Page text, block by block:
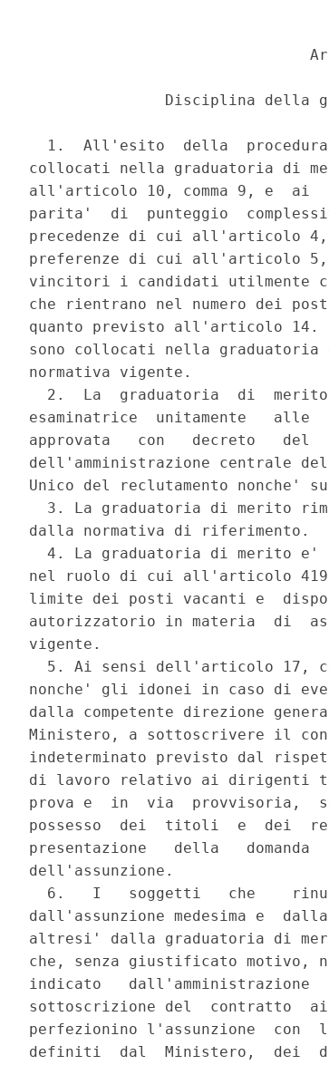
Disciplina della
1.  All'esito  della
collocati nella graduatoria di
all'articolo 10, comma 9, e  ai
parita'  di  punteggio
precedenze di cui all'articolo
preferenze di cui all'articolo 5,
vincitori i candidati utilmente
che rientrano nel numero dei
quanto previsto all'articolo
sono collocati nella
normativa vigente.
2.  La  graduatoria  di
esaminatrice  unitamente   alle
approvata   con   decreto   del
dell'amministrazione centrale
Unico del reclutamento
3. La graduatoria di merito
dalla normativa di riferimento.
4. La graduatoria di merito e'
nel ruolo di cui all'articolo
limite dei posti vacanti e
autorizzatorio in materia  di
vigente.
5. Ai sensi dell'articolo 17,
nonche' gli idonei in caso di
dalla competente direzione
Ministero, a sottoscrivere il
indeterminato previsto dal
di lavoro relativo ai dirigenti
prova e  in  via  provvisoria,
possesso  dei  titoli  e  dei
presentazione   della
dell'assunzione.
6.   I   soggetti   che
dall'assunzione medesima e
altresi' dalla graduatoria di
che, senza giustificato motivo,
indicato
sottoscrizione del  contratto
perfezionino l'assunzione  con
definiti  dal  Ministero,  dei